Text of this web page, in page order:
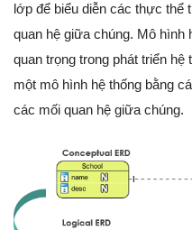
lớp để biểu diễn các thực thể
quan hệ giữa chúng. Mô
quan trọng trong phát triển
một mô hình hệ thống bằng
các mối quan hệ giữa chúng.